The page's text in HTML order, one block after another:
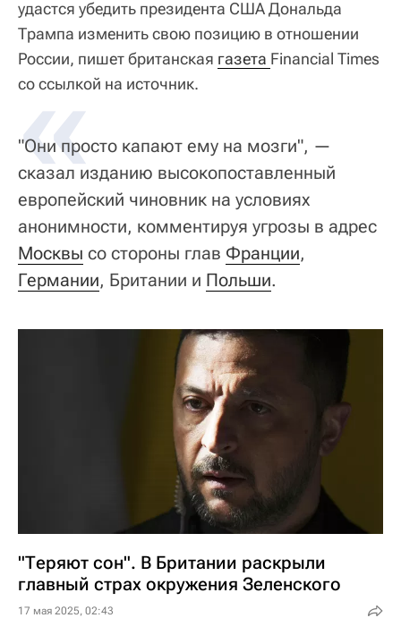
удастся убедить президента США Дональда
Трампа изменить свою позицию в отношении
России, пишет британская газета Financial Times
со ссылкой на источник.
«
"Они просто капают ему на мозги", —
сказал изданию высокопоставленный
европейский чиновник на условиях
анонимности, комментируя угрозы в адрес
Москвы со стороны глав Франции,
Германии, Британии и Польши.
"Теряют сон". В Британии раскрыли
главный страх окружения Зеленского
17 мая 2025, 02:43